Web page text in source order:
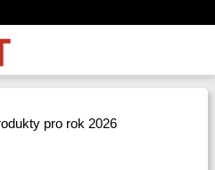
pro rok 2026